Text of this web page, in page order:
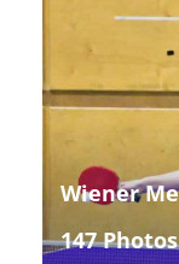
Wiener
147 Photos